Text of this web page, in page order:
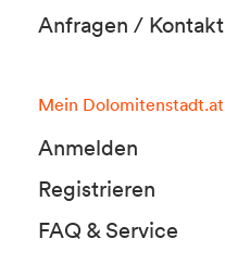
Anfragen / Kontakt
Mein Dolomitenstadt.at
Anmelden
Registrieren
FAQ & Service